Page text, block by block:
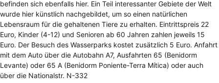
befinden sich ebenfalls hier. Ein Teil interessanter Gebiete der Welt
wurde hier künstlich nachgebildet, um so einen natürlichen
Lebensraum für die gehaltenen Tiere zu erhalten. Eintrittspreis 22
Euro, Kinder (4-12) und Senioren ab 60 Jahren zahlen jeweils 15
Euro. Der Besuch des Wasserparks kostet zusätzlich 5 Euro. Anfahrt
mit dem Auto über die Autobahn A7, Ausfahrten 65 (Benidorm
Levante) oder 65 A (Benidorm Poniente-Terra Mítica) oder auch
über die Nationalstr. N-332